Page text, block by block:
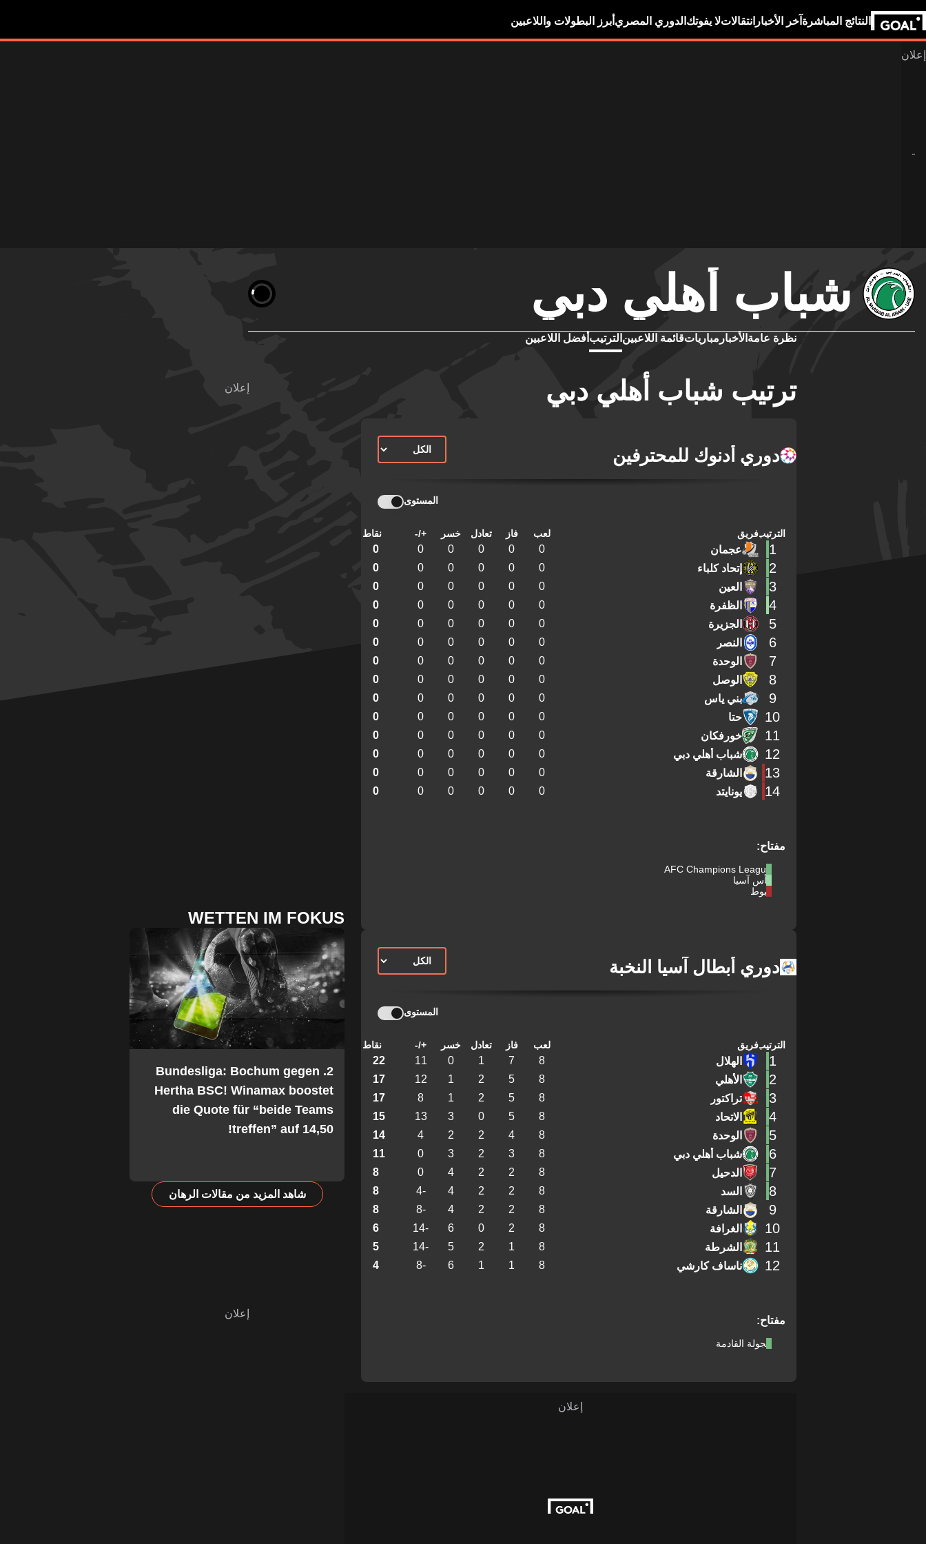
النتائج المباشرة آخر الأخبار انتقالاتلا يفوتك الدوري المصري أبرز البطولات واللاعبين
شباب أهلي دبي
نظرة عامة الأخبار مبارياتقائمة اللاعبين الترتيب أفضل اللاعبين
ترتيب شباب أهلي دبي
دوري أدنوك للمحترفين
المستوى
مفتاح:
AFC Champions League
كأس آسيا
هبوط
الترتيبفريق لعب فاز تعادل خسر +/- نقاط
1 عجمان 0
0
0
0
0
0
2 إتحاد كلباء 0
0
0
0
0
0
3 العين 0
0
0
0
0
0
4 الظفرة 0
0
0
0
0
0
5 الجزيرة 0
0
0
0
0
0
6 النصر 0
0
0
0
0
0
7 الوحدة 0
0
0
0
0
0
8 الوصل 0
0
0
0
0
0
9 بني ياس 0
0
0
0
0
0
10 حتا 0
0
0
0
0
0
11 خورفكان 0
0
0
0
0
0
12 شباب أهلي دبي 0
0
0
0
0
0
13 الشارقة 0
0
0
0
0
0
14 يونايتد 0
0
0
0
0
0
دوري أبطال آسيا النخبة
المستوى
مفتاح:
الجولة القادمة
الترتيبفريق لعب فاز تعادل خسر +/- نقاط
1 الهلال 8
7
1
0
11
22
2 الأهلي 8
5
2
1
12
17
3 تراكتور 8
5
2
1
8
17
4 الاتحاد 8
5
0
3
13
15
5 الوحدة 8
4
2
2
4
14
6 شباب أهلي دبي 8
3
2
3
0
11
7 الدحيل 8
2
2
4
0
8
8 السد 8
2
2
4
-4
8
9 الشارقة 8
2
2
4
-8
8
10 الغرافة 8
2
0
6
-14
6
11 الشرطة 8
1
2
5
-14
5
12 ناساف كارشي 8
1
1
6
-8
4
WETTEN IM FOKUS
2. Bundesliga: Bochum gegen
Hertha BSC! Winamax boostet
die Quote für “beide Teams
treffen” auf 14,50!
شاهد المزيد من مقالات الرهان